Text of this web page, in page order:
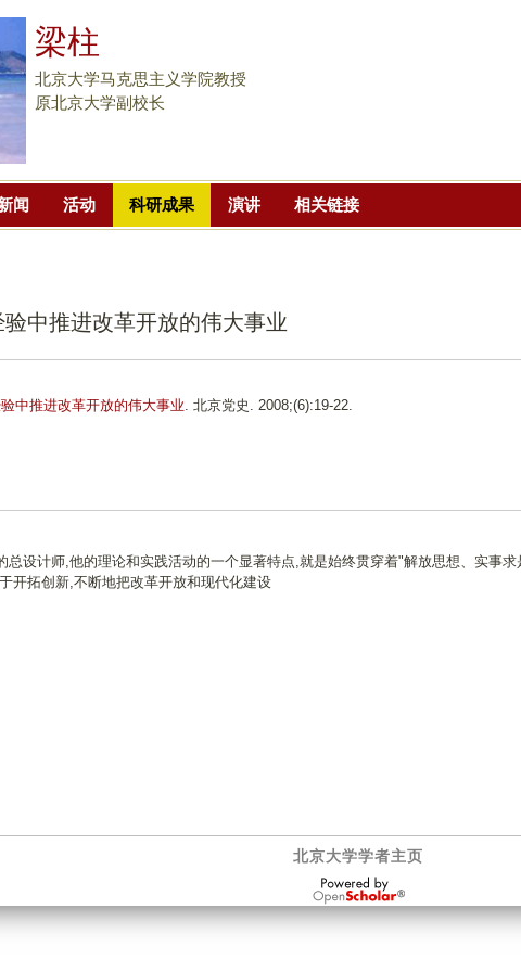
主
分
梁柱
北京大学马克思主义学院教授
原北京大学副校长
闻 活动 科研成果 演讲 相关链接
中推进改革开放的伟大事业
中推进改革开放的伟大事业. 北京党史. 2008;(6):19-22.
总设计师,他的理论和实践活动的一个显著特点,就是始终贯穿着"解放思想、实事
开拓创新,不断地把改革开放和现代化建设
北京大学学者主页
OpenScholar